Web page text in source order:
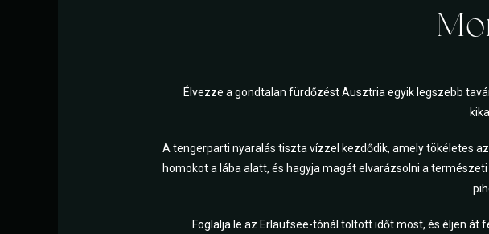
Élvezze a gondtalan fürdőzést Ausztria egyik legszebb
A tengerparti nyaralás tiszta vízzel kezdődik, amely tökéletes
homokot a lába alatt, és hagyja magát elvarázsolni a
Foglalja le az Erlaufsee-tónál töltött időt most, és éljen